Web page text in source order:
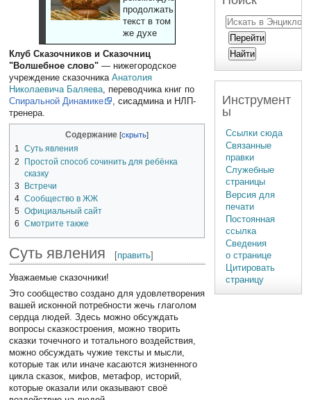
продолжать
текст в том
же духе
Клуб Сказочников и Сказочниц
"Волшебное слово" — нижегородское
учреждение сказочникаАнатолия
Николаевича Баляева, переводчика книг по
Спиральной Динамике
, сисадмина и НЛП-
тренера.
Содержание
1
Суть явления
2
Простой способ сочинить для ребёнка
сказку
3
Встречи
4 Сообщество в ЖЖ
5 Официальный сайт
6
Смотрите также
Суть явления [править]
Уважаемые сказочники!
Это сообщество создано для удовлетворения
вашей исконной потребности жечь глаголом
сердца людей. Здесь можно обсуждать
вопросы сказкостроения, можно творить
сказки точечного и тотального воздействия,
можно обсуждать чужие тексты и мысли,
которые так или иначе касаются жизненного
цикла сказок, мифов, метафор, историй,
которые оказали или оказывают своё
Инструмент
ы
Ссылки сюда
Связанные
правки
Служебные
страницы
Версия для
печати
Постоянная
ссылка
Сведения
о странице
Цитировать
страницу